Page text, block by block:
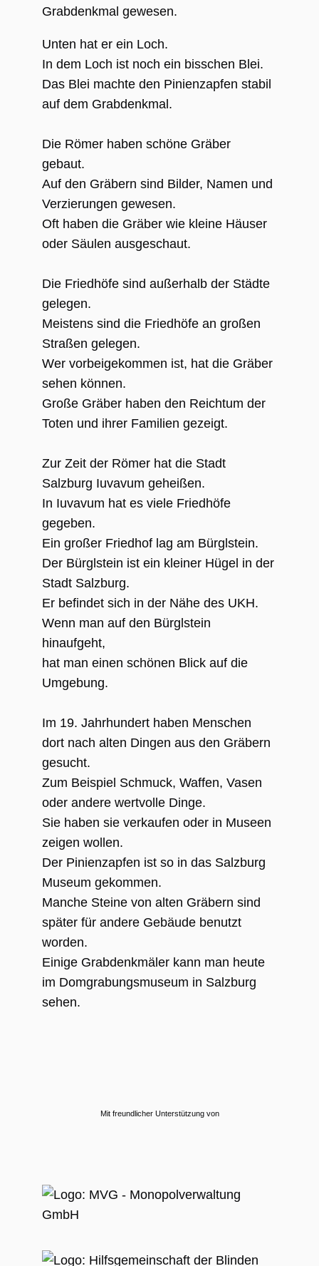
Grabdenkmal gewesen.
Unten hat er ein Loch.
In dem Loch ist noch ein bisschen Blei.
Das Blei machte den Pinienzapfen stabil
auf dem Grabdenkmal.
Die Römer haben schöne Gräber
gebaut.
Auf den Gräbern sind Bilder, Namen und
Verzierungen gewesen.
Oft haben die Gräber wie kleine Häuser
oder Säulen ausgeschaut.
Die Friedhöfe sind außerhalb der Städte
gelegen.
Meistens sind die Friedhöfe an großen
Straßen gelegen.
Wer vorbeigekommen ist, hat die Gräber
sehen können.
Große Gräber haben den Reichtum der
Toten und ihrer Familien gezeigt.
Zur Zeit der Römer hat die Stadt
Salzburg Iuvavum geheißen.
In Iuvavum hat es viele Friedhöfe
gegeben.
Ein großer Friedhof lag am Bürglstein.
Der Bürglstein ist ein kleiner Hügel in der
Stadt Salzburg.
Er befindet sich in der Nähe des UKH.
Wenn man auf den Bürglstein
hinaufgeht,
hat man einen schönen Blick auf die
Umgebung.
Im 19. Jahrhundert haben Menschen
dort nach alten Dingen aus den Gräbern
gesucht.
Zum Beispiel Schmuck, Waffen, Vasen
oder andere wertvolle Dinge.
Sie haben sie verkaufen oder in Museen
zeigen wollen.
Der Pinienzapfen ist so in das Salzburg
Museum gekommen.
Manche Steine von alten Gräbern sind
später für andere Gebäude benutzt
worden.
Einige Grabdenkmäler kann man heute
im Domgrabungsmuseum in Salzburg
sehen.
Mit freundlicher Unterstützung von